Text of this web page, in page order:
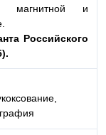
магнитной и
та Российского